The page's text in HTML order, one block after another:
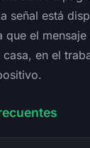
señal está
que el
casa, en el